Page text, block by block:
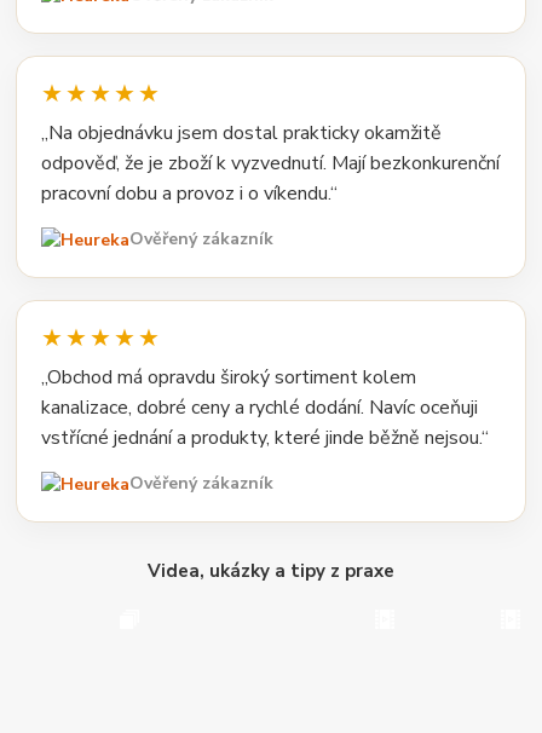
★★★★★
„Na objednávku jsem dostal prakticky okamžitě
odpověď, že je zboží k vyzvednutí. Mají bezkonkurenční
pracovní dobu a provoz i o víkendu.“
Ověřený zákazník
★★★★★
„Obchod má opravdu široký sortiment kolem
kanalizace, dobré ceny a rychlé dodání. Navíc oceňuji
vstřícné jednání a produkty, které jinde běžně nejsou.“
Ověřený zákazník
Videa, ukázky a tipy z praxe